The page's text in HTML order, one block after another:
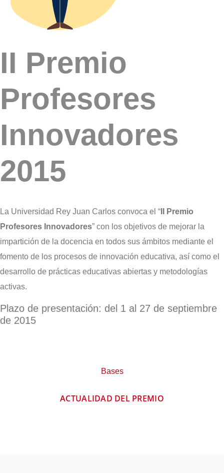
II Premio
Profesores
Innovadores
2015
La Universidad Rey Juan Carlos convoca el “ II Premio
Profesores Innovadores” con los objetivos de mejorar la
impartición de la docencia en todos sus ámbitos mediante el
fomento de los procesos de innovación educativa, así como el
desarrollo de prácticas educativas abiertas y metodologías
activas.
Plazo de presentación: del 1 al 27 de septiembre
de 2015
Bases
ACTUALIDAD DEL PREMIO